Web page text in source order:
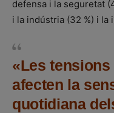
defensa i la seguretat
i la indústria (32 %) i la
«Les
afecten la
quotidiana